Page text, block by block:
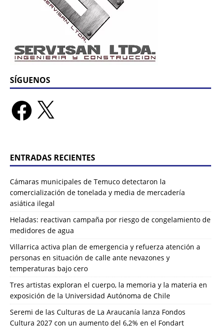
SÍGUENOS
ENTRADAS RECIENTES
Cámaras municipales de Temuco detectaron la
comercialización de tonelada y media de mercadería
asiática ilegal
Heladas: reactivan campaña por riesgo de congelamiento de
medidores de agua
Villarrica activa plan de emergencia y refuerza atención a
personas en situación de calle ante nevazones y
temperaturas bajo cero
Tres artistas exploran el cuerpo, la memoria y la materia en
exposición de la Universidad Autónoma de Chile
Seremi de las Culturas de La Araucanía lanza Fondos
Cultura 2027 con un aumento del 6,2% en el Fondart